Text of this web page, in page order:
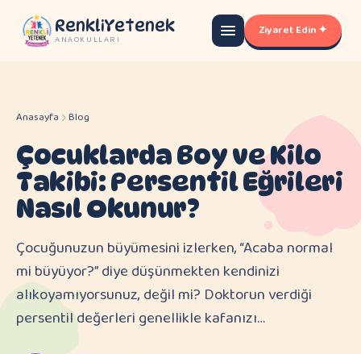
RenkliYetenek
ANAOKULLARI
Ziyaret Edin ✦
Anasayfa Blog
Çocuklarda Boy ve Kilo
Takibi: Persentil Eğrileri
Nasıl Okunur?
Çocuğunuzun büyümesini izlerken, “Acaba normal
mi büyüyor?” diye düşünmekten kendinizi
alıkoyamıyorsunuz, değil mi? Doktorun verdiği
persentil değerleri genellikle kafanızı…